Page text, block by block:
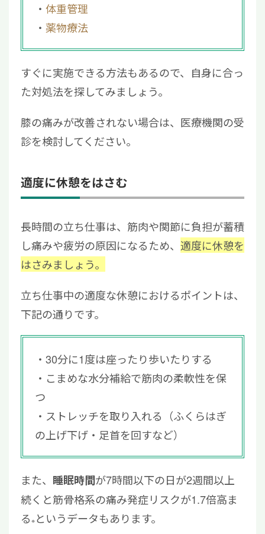
体重管理
薬物療法
すぐに実施できる方法もあるので、自身に合っ
た対処法を探してみましょう。
膝の痛みが改善されない場合は、医療機関の受
診を検討してください。
適度に休憩をはさむ
長時間の立ち仕事は、筋肉や関節に負担が蓄積
し痛みや疲労の原因になるため、 適度に休憩を
はさみましょう。
立ち仕事中の適度な休憩におけるポイントは、
下記の通りです。
30分に1度は座ったり歩いたりする
こまめな水分補給で筋肉の柔軟性を保
つ
ストレッチを取り入れる（ふくらはぎ
の上げ下げ・足首を回すなど）
また、 睡眠時間が7時間以下の日が2週間以上
続くと筋骨格系の痛み発症リスクが1.7倍高ま
る ※ というデータもあります。